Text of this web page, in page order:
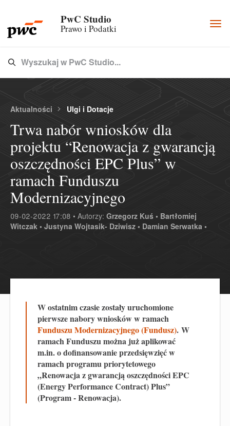
PwC Studio
Prawo i Podatki
Type 3 or more characters for results.
Wyszukaj w PwC Studio...
Aktualności Ulgi i Dotacje
Trwa nabór wniosków dla
projektu “Renowacja z gwarancją
oszczędności EPC Plus” w
ramach Funduszu
Modernizacyjnego
09-02-2022 17:08 • Autorzy: Grzegorz Kuś • Bartłomiej
Witczak • Justyna Wojtasik- Dziwisz • Damian Serwatka •
W ostatnim czasie zostały uruchomione
pierwsze nabory wniosków w ramach
Funduszu Modernizacyjnego (Fundusz). W
ramach Funduszu można już aplikować
m.in. o dofinansowanie przedsięwzięć w
ramach programu priorytetowego
„Renowacja z gwarancją oszczędności EPC
(Energy Performance Contract) Plus”
(Program - Renowacja).